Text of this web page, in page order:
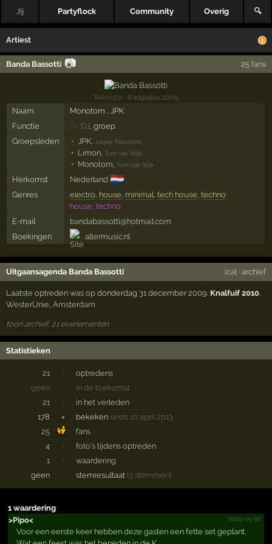
Jij Partyflock Community Overig 🔍
Artiest
Banda Bassotti 📷 25 fans
Rekord3r · 8 augustus 2009
Naam
Monotom , JPK
Functie
21× DJ , groep
Groepsleden
JPK Jasper Passtoors
Limon ,Tom van Wijk
Monotom ,Tom van Wijk
Herkomst Nederland 🇳🇱
Genres electro, house minimal tech house techno
house, techno
E-mail
bandabassotti@hotmail.com
Boekingen
altermusic.nl
Uitgaansagenda Banda Bassotti ical· archief
Laatste optreden was op donderdag 31 december 2009: Knalfuif 2010
WesterUnie ,Amsterdam
toon archief, 21 evenementen
Statistieken
21 ·
optredens
geen
·
in de toekomst
21
·
in het verleden
178
× bekeken sinds 10 april 2013
25
fans
4
·
foto's tijdens optreden
1
·
waardering
geen
stemresultaat(3 stemmen)
1 waardering
>Pipo<
2009-05-06
Voor een eerste keer hebben deze gasten een fette set geplant.